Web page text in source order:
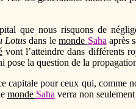
que nous risquons de
Lotus dans lemonde Saha après
vont l’atteindre dans différents
pose la question de la
capitale pour ceux qui, comme
monde Saha verra non